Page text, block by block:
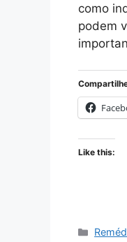
como
podem
Like this: